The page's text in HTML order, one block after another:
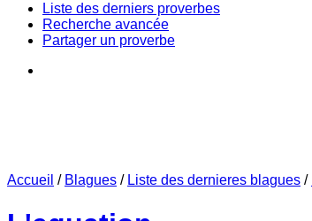
Liste des derniers proverbes
Recherche avancée
Partager un proverbe
Accueil / Blagues / Liste des dernieres blagues /